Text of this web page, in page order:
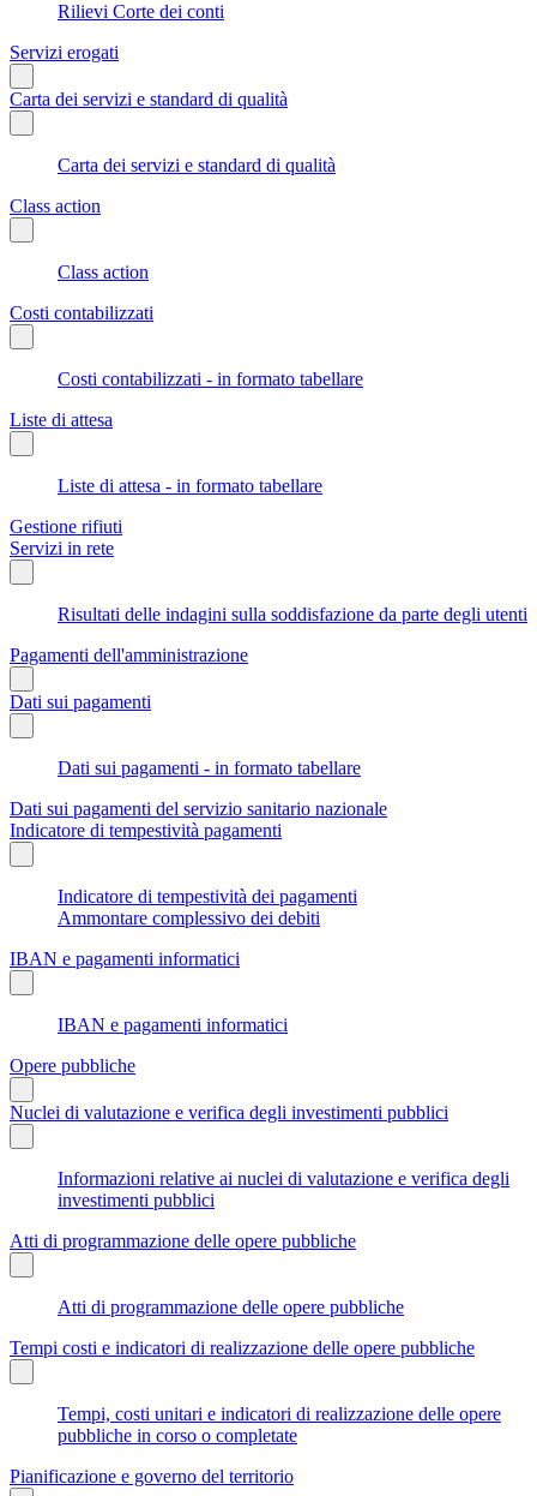
Rilievi Corte dei conti
Servizi erogati
Carta dei servizi e standard di qualità
Carta dei servizi e standard di qualità
Class action
Class action
Costi contabilizzati
Costi contabilizzati - in formato tabellare
Liste di attesa
Liste di attesa - in formato tabellare
Gestione rifiuti
Servizi in rete
Risultati delle indagini sulla soddisfazione da parte degli utenti
Pagamenti dell'amministrazione
Dati sui pagamenti
Dati sui pagamenti - in formato tabellare
Dati sui pagamenti del servizio sanitario nazionale
Indicatore di tempestività pagamenti
Indicatore di tempestività dei pagamenti
Ammontare complessivo dei debiti
IBAN e pagamenti informatici
IBAN e pagamenti informatici
Opere pubbliche
Nuclei di valutazione e verifica degli investimenti pubblici
Informazioni relative ai nuclei di valutazione e verifica degli
investimenti pubblici
Atti di programmazione delle opere pubbliche
Atti di programmazione delle opere pubbliche
Tempi costi e indicatori di realizzazione delle opere pubbliche
Tempi, costi unitari e indicatori di realizzazione delle opere
pubbliche in corso o completate
Pianificazione e governo del territorio